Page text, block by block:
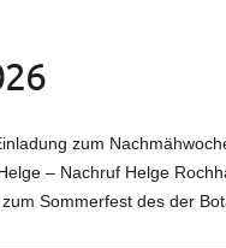
zum
– Nachruf Helge
Sommerfest des der